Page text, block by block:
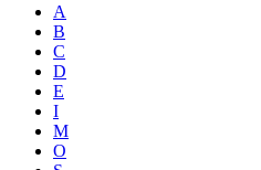
A
B
C
D
E
I
M
O